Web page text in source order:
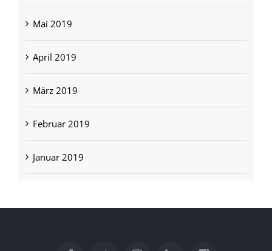
Mai 2019
April 2019
März 2019
Februar 2019
Januar 2019